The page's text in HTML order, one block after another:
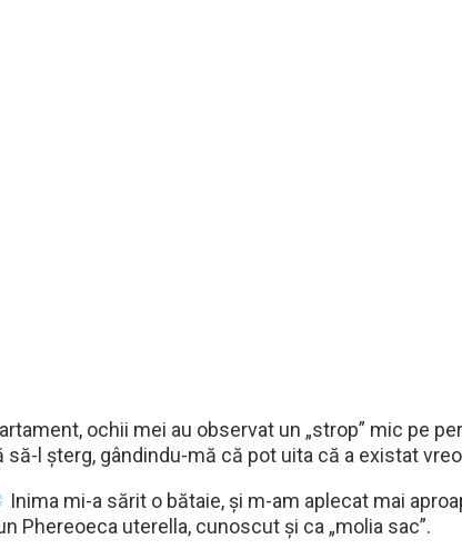
ochii mei au observat un „strop” mic pe
l șterg, gândindu-mă că pot uita că a existat
Inima mi-a sărit o bătaie, și m-am aplecat mai
Phereoeca uterella, cunoscut și ca „molia sac”.